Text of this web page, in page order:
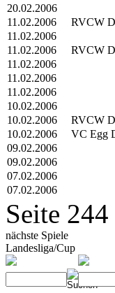
20.02.2006
11.02.2006
RVCW
11.02.2006
11.02.2006
RVCW
11.02.2006
11.02.2006
11.02.2006
10.02.2006
10.02.2006
RVCW
10.02.2006 VC Egg
09.02.2006
09.02.2006
07.02.2006
07.02.2006
Seite
nächste Spiele
Landesliga/Cup